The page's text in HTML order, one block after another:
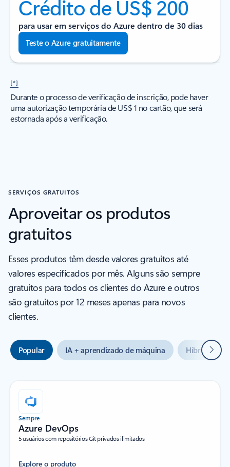
Crédito de US$ 200
para usar em serviços do Azure dentro de 30 dias
Teste o Azure gratuitamente
[*]
Durante o processo de verificação de inscrição, pode haver
uma autorização temporária de US$ 1 no cartão, que será
estornada após a verificação.
SERVIÇOS GRATUITOS
Aproveitar os produtos
gratuitos
Esses produtos têm desde valores gratuitos até
valores especificados por mês. Alguns são sempre
gratuitos para todos os clientes do Azure e outros
são gratuitos por 12 meses apenas para novos
clientes.
Popular IA + aprendizado de máquina Híbrido +
Sempre
Azure DevOps
5 usuários com repositórios Git privados ilimitados
Explore o produto